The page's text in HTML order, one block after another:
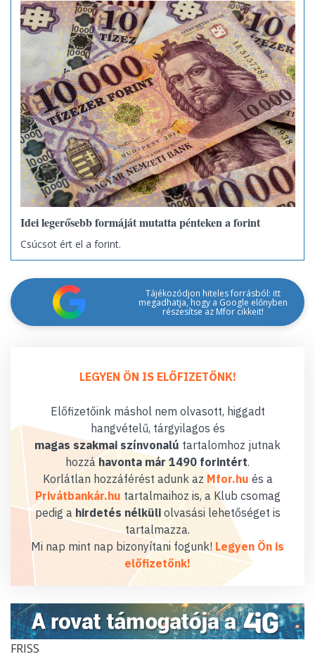
Idei legerősebb formáját mutatta pénteken a forint
Csúcsot ért el a forint.
Tájékozódjon hiteles forrásból: itt
megadhatja, hogy a Google előnyben
részesítse az Mfor cikkeit!
LEGYEN ÖN IS ELŐFIZETŐNK!
Előfizetőink máshol nem olvasott, higgadt
hangvételű, tárgyilagos és
magas szakmai színvonalú tartalomhoz jutnak
hozzáhavonta már 1490 forintért.
Korlátlan hozzáférést adunk az Mfor.hu és a
Privátbankár.hu tartalmaihoz is, a Klub csomag
pedig a hirdetés nélküliolvasási lehetőséget is
tartalmazza.
Mi nap mint nap bizonyítani fogunk! Legyen Ön is
előfizetőnk!
FRISS